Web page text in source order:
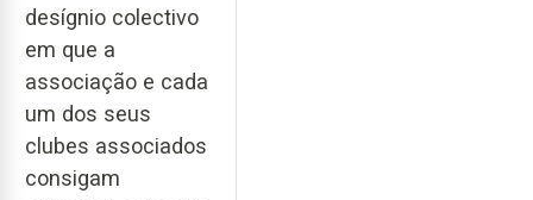
desígnio colectivo
em que a
associação e cada
um dos seus
clubes associados
consigam